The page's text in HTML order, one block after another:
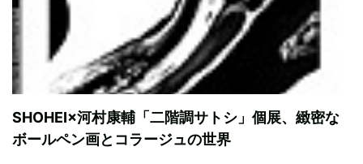
SHOHEI×河村康輔「二階調サトシ」個展、緻密な
ボールペン画とコラージュの世界